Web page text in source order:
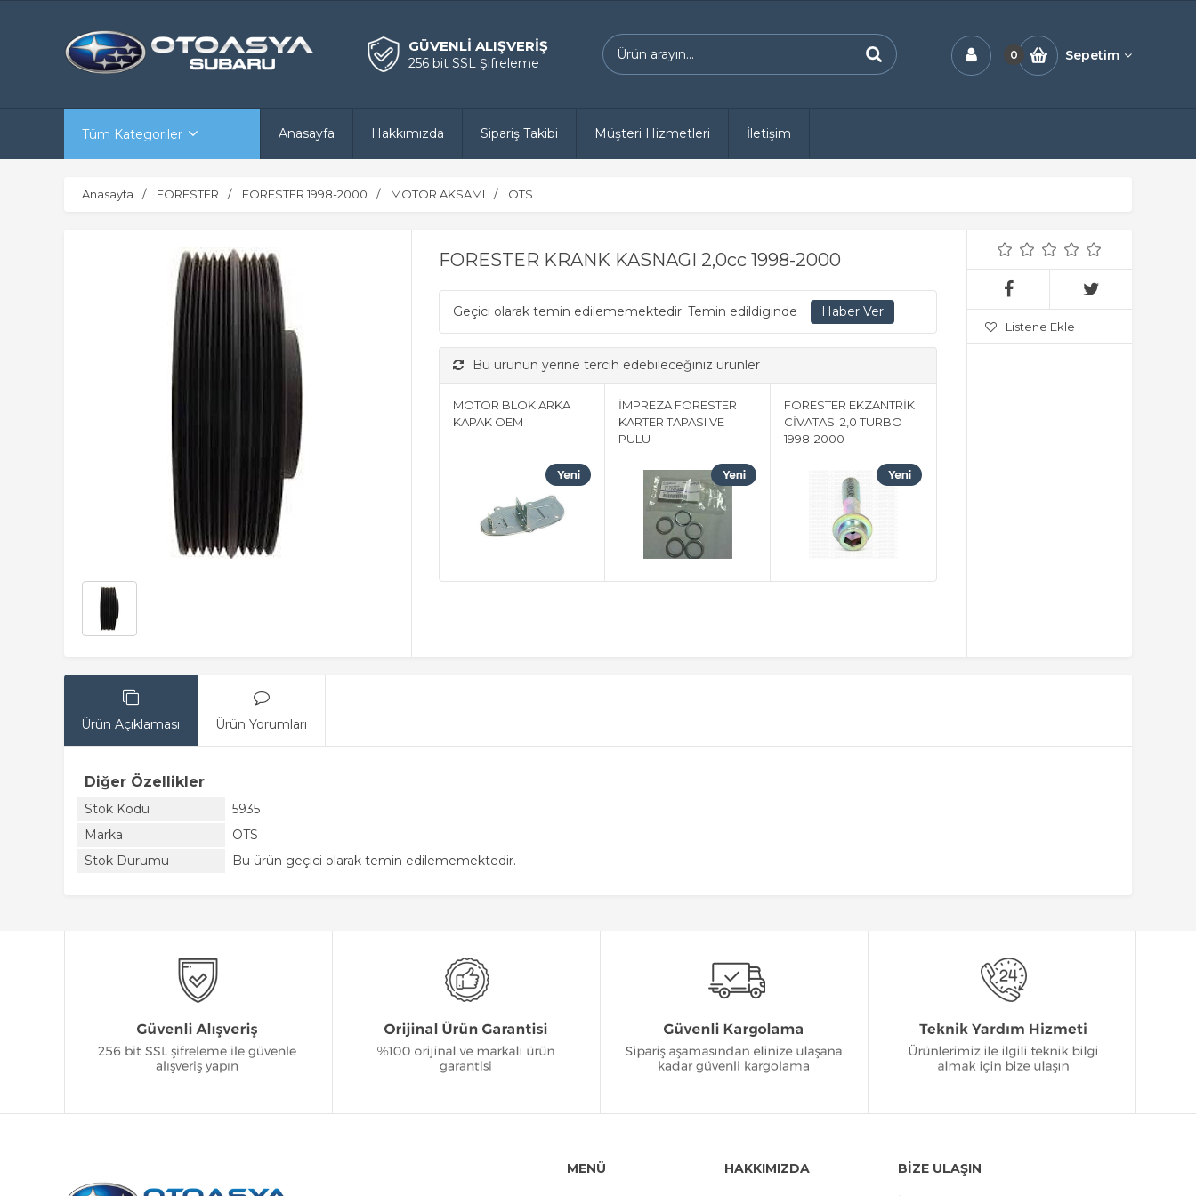
GÜVENLİ ALIŞVERİŞ
256 bit SSL Şifreleme
0 Sepetim
Tüm Kategoriler Anasayfa Hakkımızda Sipariş Takibi Müşteri Hizmetleri İletişim
Anasayfa FORESTER FORESTER 1998-2000 MOTOR AKSAMI OTS
FORESTER KRANK KASNAGI 2,0cc 1998-2000
Geçici olarak temin edilememektedir. Temin edildiginde
Bu ürünün yerine tercih edebileceğiniz ürünler
MOTOR BLOK ARKA
KAPAK OEM
İMPREZA FORESTER
KARTER TAPASI VE
PULU
FORESTER EKZANTRİK
CİVATASI 2,0 TURBO
1998-2000
Listene Ekle
Ürün Açıklaması Ürün Yorumları
Diğer Özellikler
Stok Kodu
5935
Marka
OTS
Stok Durumu
Bu ürün geçici olarak temin edilememektedir.
MENÜ HAKKIMIZDA BİZE ULAŞIN